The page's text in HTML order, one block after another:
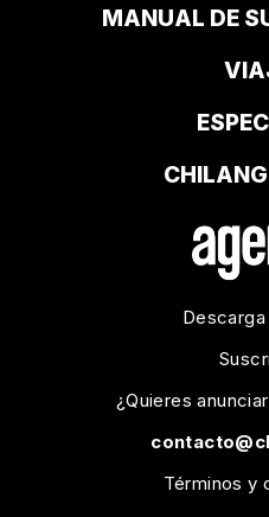
MANUAL DE
¿Quieres
Términos y